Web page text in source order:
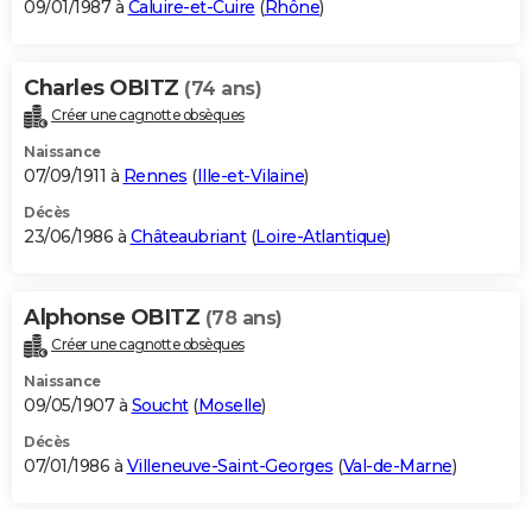
09/01/1987 à Caluire-et-Cuire (Rhône)
Charles OBITZ (74 ans)
Créer une cagnotte obsèques
Naissance
07/09/1911 à Rennes (Ille-et-Vilaine)
Décès
23/06/1986 à Châteaubriant(Loire-Atlantique)
Alphonse OBITZ (78 ans)
Créer une cagnotte obsèques
Naissance
09/05/1907 à Soucht(Moselle)
Décès
07/01/1986 à Villeneuve-Saint-Georges (Val-de-Marne)